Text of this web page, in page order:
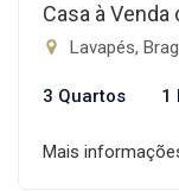
Casa à
Lavapés,
3 Quartos 1
Mais